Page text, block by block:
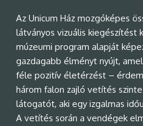
Az Unicum Ház mozgóképes
látványos vizuális kiegészítést
múzeumi program alapját
gazdagabb élményt nyújt,
féle pozitív életérzést –
három falon zajló vetítés
látogatót, aki egy izgalmas
A vetítés során a vendégek